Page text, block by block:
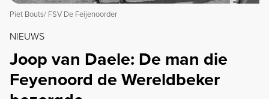
Piet Bouts/ FSV De Feijenoorder
NIEUWS
Joop van Daele: De man die
Feyenoord de Wereldbeker